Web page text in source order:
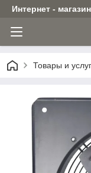
Интернет -
Товары и